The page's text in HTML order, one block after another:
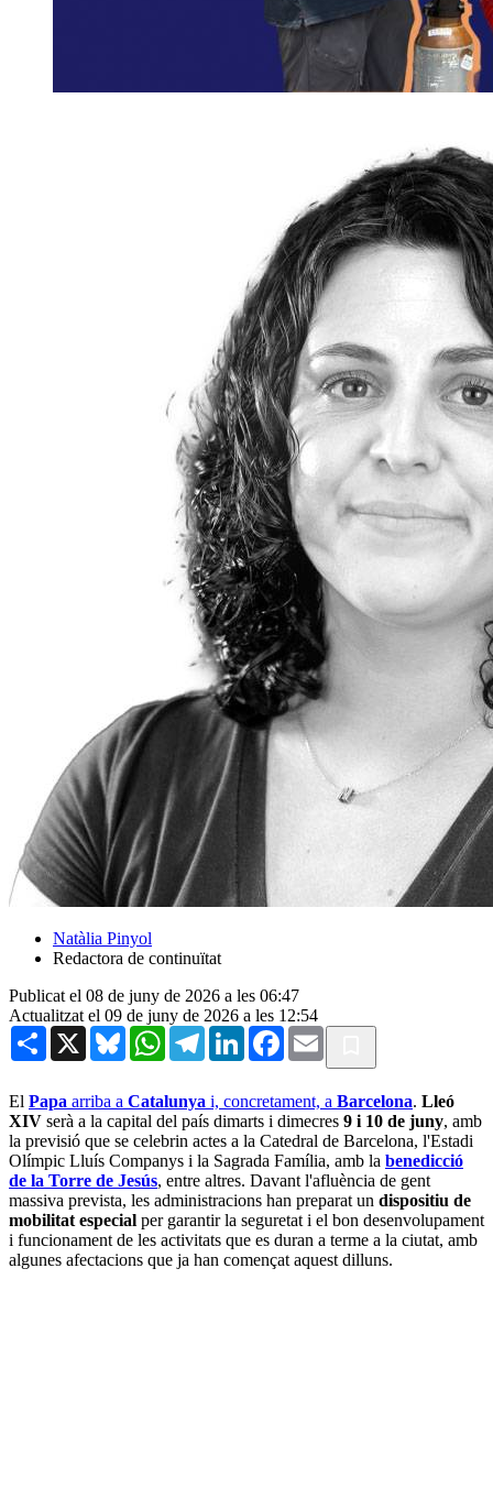
Natàlia Pinyol
Redactora de continuïtat
Publicat el 08 de juny de 2026 a les 06:47
Actualitzat el 09 de juny de 2026 a les 12:54
Share X BlueskyWhatsAppTelegramLinkedInFacebook
Email
El Papa arriba a Catalunya i, concretament, a Barcelona. Lleó
XIV serà a la capital del país dimarts i dimecres 9 i 10 de juny, amb
la previsió que se celebrin actes a la Catedral de Barcelona, l'Estadi
Olímpic Lluís Companys i la Sagrada Família, amb la benedicció
de la Torre de Jesús, entre altres. Davant l'afluència de gent
massiva prevista, les administracions han preparat un dispositiu de
mobilitat especial per garantir la seguretat i el bon desenvolupament
i funcionament de les activitats que es duran a terme a la ciutat, amb
algunes afectacions que ja han començat aquest dilluns.